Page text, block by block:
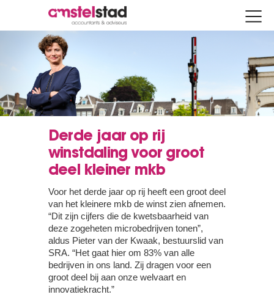
Derde jaar op rij
winstdaling voor groot
deel kleiner mkb
Voor het derde jaar op rij heeft een groot deel
van het kleinere mkb de winst zien afnemen.
“Dit zijn cijfers die de kwetsbaarheid van
deze zogeheten microbedrijven tonen”,
aldus Pieter van der Kwaak, bestuurslid van
SRA. “Het gaat hier om 83% van alle
bedrijven in ons land. Zij dragen voor een
groot deel bij aan onze welvaart en
innovatiekracht.”